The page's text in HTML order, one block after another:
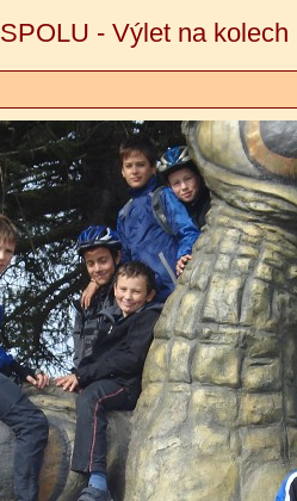
SPOLU - Výlet na kolech